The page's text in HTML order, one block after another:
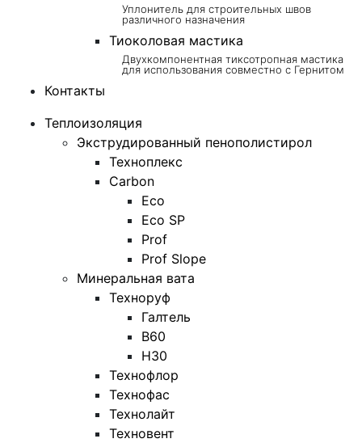
Уплонитель для строительных швов
различного назначения
Тиоколовая мастика
Двухкомпонентная тиксотропная мастика
для использования совместно с Гернитом
Контакты
Теплоизоляция
Экструдированный пенополистирол
Техноплекс
Carbon
Eco
Eco SP
Prof
Prof Slope
Минеральная вата
Техноруф
Галтель
В60
Н30
Технофлор
Технофас
Технолайт
Техновент